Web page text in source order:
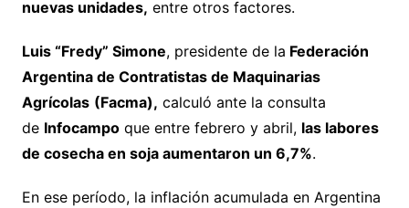
nuevas unidades, entre otros factores.
Luis “Fredy” Simone, presidente de la Federación
Argentina de Contratistas de Maquinarias
Agrícolas (Facma), calculó ante la consulta
de Infocampoque entre febrero y abril, las labores
de cosecha en soja aumentaron un 6,7%.
En ese período, la inflación acumulada en Argentina